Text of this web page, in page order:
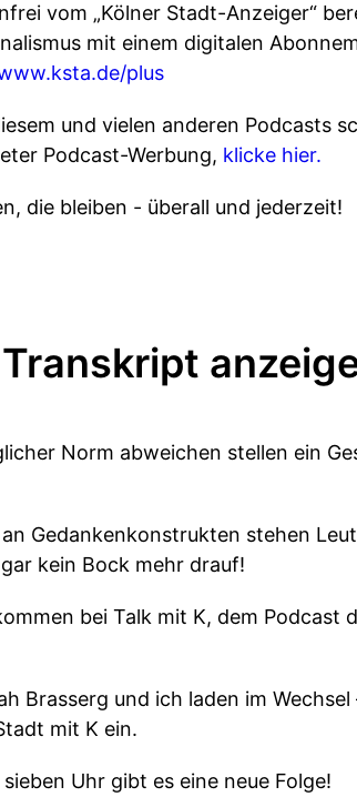
vom „Kölner Stadt-Anzeiger“
mit einem digitalen
plus
und vielen anderen Podcasts
Podcast-Werbung, klicke hier.
die bleiben - überall und jederzeit!
Transkript
Norm abweichen stellen ein
Gedankenkonstrukten stehen
kein Bock mehr drauf!
bei Talk mit K, dem Podcast
Brasserg und ich laden im
mit K ein.
Uhr gibt es eine neue Folge!